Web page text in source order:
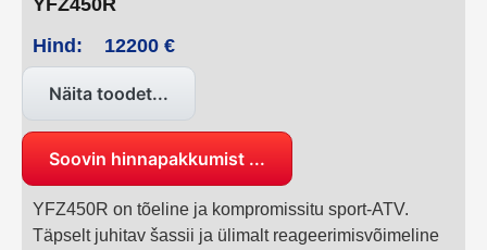
Hind:
12200 €
Näita toodet...
Soovin hinnapakkumist ...
YFZ450R on tõeline ja kompromissitu sport-ATV.
Täpselt juhitav šassii ja ülimalt reageerimisvõimeline